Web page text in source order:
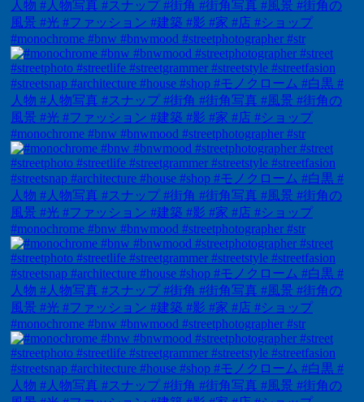
#monochrome #bnw #bnwmood #streetphotographer #str
#monochrome #bnw #bnwmood #streetphotographer #str
#monochrome #bnw #bnwmood #streetphotographer #str
#monochrome #bnw #bnwmood #streetphotographer #str